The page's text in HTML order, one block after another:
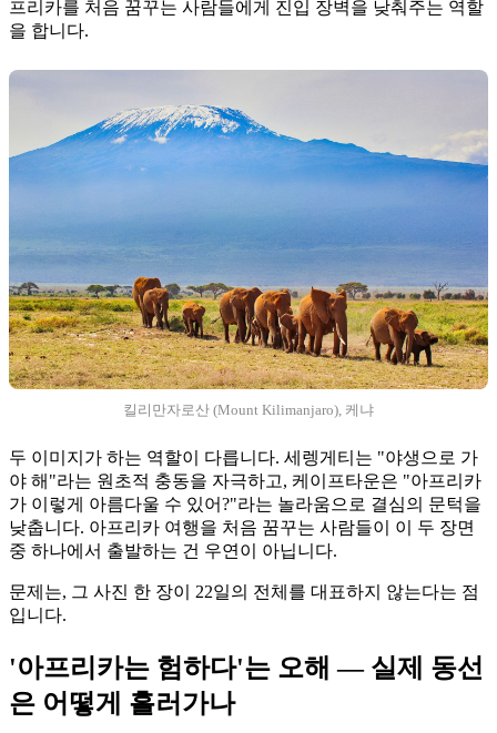
프리카를 처음 꿈꾸는 사람들에게 진입 장벽을 낮춰주는 역할
을 합니다.
킬리만자로산 (Mount Kilimanjaro), 케냐
두 이미지가 하는 역할이 다릅니다. 세렝게티는 "야생으로 가
야 해"라는 원초적 충동을 자극하고, 케이프타운은 "아프리카
가 이렇게 아름다울 수 있어?"라는 놀라움으로 결심의 문턱을
낮춥니다. 아프리카 여행을 처음 꿈꾸는 사람들이 이 두 장면
중 하나에서 출발하는 건 우연이 아닙니다.
문제는, 그 사진 한 장이 22일의 전체를 대표하지 않는다는 점
입니다.
'아프리카는 험하다'는 오해 — 실제 동선
은 어떻게 흘러가나